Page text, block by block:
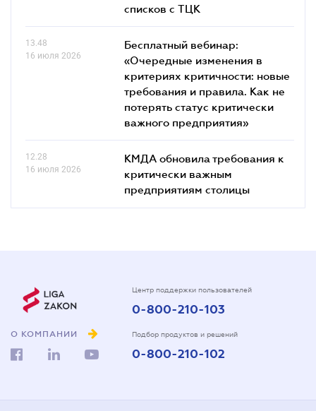
списков c ТЦК
13.48
16 июля 2026
Бесплатный вебинар:
«Очередные изменения в
критериях критичности: новые
требования и правила. Как не
потерять статус критически
важного предприятия»
12.28
16 июля 2026
КМДА обновила требования к
критически важным
предприятиям столицы
О КОМПАНИИ
Центр поддержки пользователей
0-800-210-103
Подбор продуктов и решений
0-800-210-102